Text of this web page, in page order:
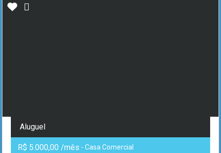
Aluguel
R$ 5.000,00 /mês - Casa Comercial